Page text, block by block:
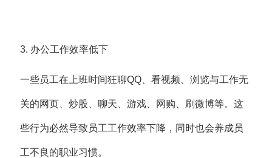
3. 办公工作效率低下
一些员工在上班时间狂聊QQ、看视频、浏览与工作无
关的网页、炒股、聊天、游戏、网购、刷微博等。这
些行为必然导致员工工作效率下降，同时也会养成员
工不良的职业习惯。